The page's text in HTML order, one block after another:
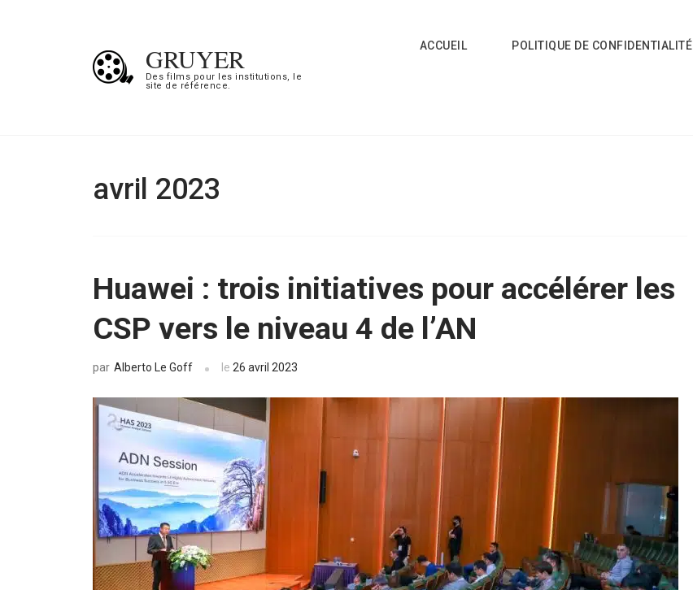
GRUYER
Des films pour les institutions, le
site de référence.
ACCUEIL POLITIQUE DE CONFIDENTIALITÉ
avril 2023
Huawei : trois initiatives pour accélérer les
CSP vers le niveau 4 de l’AN
par Alberto Le Goff le 26 avril 2023